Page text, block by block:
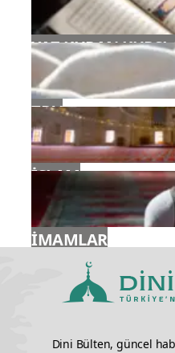
YAZ KURAN
TDV
İSLAM
İMAMLAR
Dini Bülten, güncel